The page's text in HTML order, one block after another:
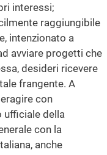
interessi;
raggiungibile
intenzionato a
avviare progetti che
desideri ricevere
frangente. A
con
ufficiale della
con la
anche